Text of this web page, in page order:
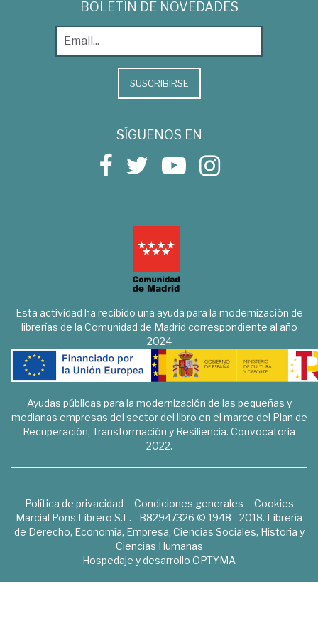
BOLETÍN DE NOVEDADES
SUSCRIBIRSE
SÍGUENOS EN
Esta actividad ha recibido una ayuda para la modernización de
librerías de la Comunidad de Madrid correspondiente al año
2024
Ayudas públicas para la modernización de las pequeñas y
medianas empresas del sector del libro en el marco del Plan de
Recuperación, Transformación y Resiliencia. Convocatoria
2022.
Política de privacidad Condiciones generales
Cookies
Marcial Pons Librero S.L. - B82947326 © 1948 - 2018. Librería
de Derecho, Economía, Empresa, Ciencias Sociales, Historia y
Ciencias Humanas
Hospedaje y desarrollo OPTYMA